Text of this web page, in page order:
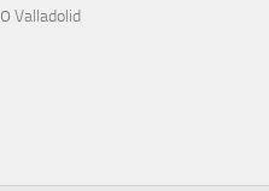
Valladolid